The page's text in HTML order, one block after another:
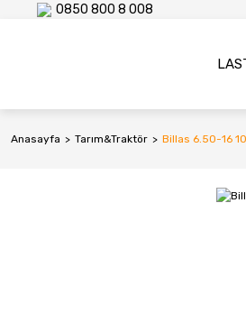
0850 800 8 008
Anasayfa Tarım&Traktör Billas 6.50-16